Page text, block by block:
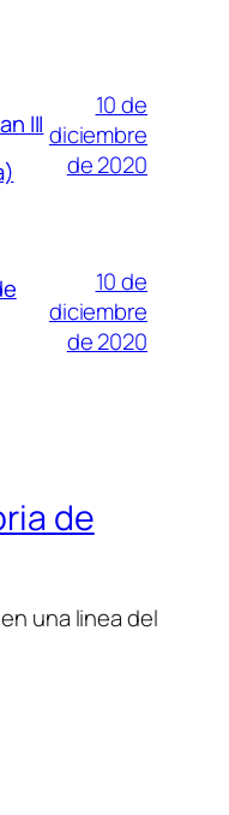
III
10 de
diciembre
de 2020
10 de
diciembre
de 2020
de
una linea del